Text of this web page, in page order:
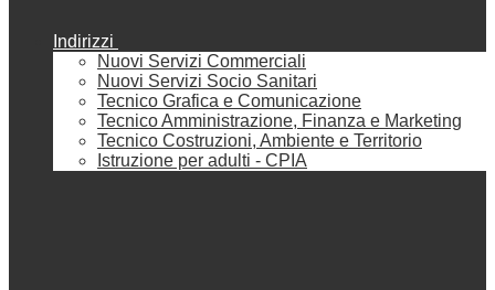
Indirizzi
Nuovi Servizi Commerciali
Nuovi Servizi Socio Sanitari
Tecnico Grafica e Comunicazione
Tecnico Amministrazione, Finanza e Marketing
Tecnico Costruzioni, Ambiente e Territorio
Istruzione per adulti - CPIA